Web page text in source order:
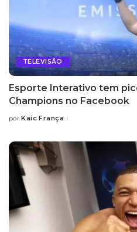
TELEVISÃO
Esporte Interativo tem
Champions no Facebook
Posted
por Kaic França